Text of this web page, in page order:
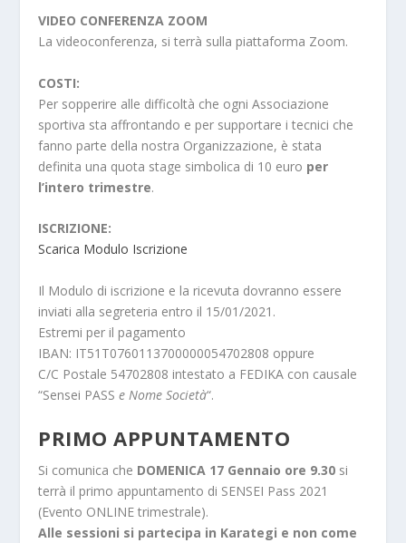
VIDEO CONFERENZA ZOOM
La videoconferenza, si terrà sulla piattaforma Zoom.
COSTI:
Per sopperire alle difficoltà che ogni Associazione
sportiva sta affrontando e per supportare i tecnici che
fanno parte della nostra Organizzazione, è stata
definita una quota stage simbolica di 10 euro per
l’intero trimestre.
ISCRIZIONE:
Scarica Modulo Iscrizione
Il Modulo di iscrizione e la ricevuta dovranno essere
inviati alla segreteria entro il 15/01/2021.
Estremi per il pagamento
IBAN: IT51T0760113700000054702808 oppure
C/C Postale 54702808 intestato a FEDIKA con causale
“Sensei PASSe Nome Società“.
PRIMO APPUNTAMENTO
Si comunica che DOMENICA 17 Gennaio ore 9.30 si
terrà il primo appuntamento di SENSEI Pass 2021
(Evento ONLINE trimestrale).
Alle sessioni si partecipa in Karategi e non come